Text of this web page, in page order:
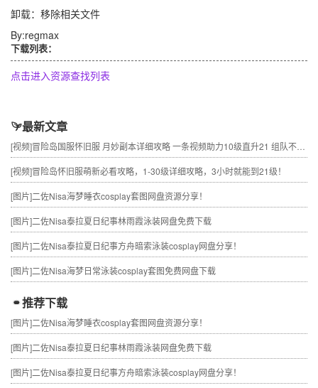
卸载：移除相关文件
By:regmax
下载列表：
点击进入资源查找列表
最新文章
[视频]冒险岛国服怀旧服 月妙副本详细攻略 一条视频助力10级直升21 组队不求人
[视频]冒险岛怀旧服萌新必看攻略，1-30级详细攻略，3小时就能到21级！
[图片]二佐Nisa海梦睡衣cosplay套图网盘资源分享！
[图片]二佐Nisa泰拉夏日纪事林雨霞泳装网盘免费下载
[图片]二佐Nisa泰拉夏日纪事方舟暗索泳装cosplay网盘分享！
[图片]二佐Nisa海梦日常泳装cosplay套图免费网盘下载
推荐下载
[图片]二佐Nisa海梦睡衣cosplay套图网盘资源分享！
[图片]二佐Nisa泰拉夏日纪事林雨霞泳装网盘免费下载
[图片]二佐Nisa泰拉夏日纪事方舟暗索泳装cosplay网盘分享！